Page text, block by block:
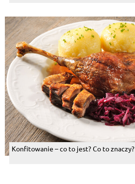
Konfitowanie – co to jest? Co to znaczy?